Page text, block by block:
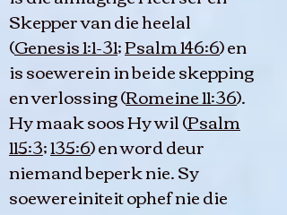
Skepper van die heelal
(Genesis 1:1-31;Psalm 146:6) en
is soewerein in beide skepping
en verlossing (Romeine 11:36).
Hy maak soos Hy wil (Psalm
115:3;135:6) en word deur
niemand beperk nie. Sy
soewereiniteit ophef nie die